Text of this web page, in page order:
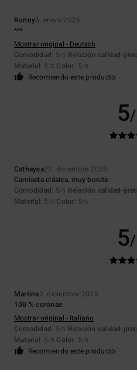
Ronny5. enero 2026
***
Mostrar original - Deutsch
Comodidad: 5/5 Relación calidad-
Material: 5 /5 Color: 5/5
Recomiendo este producto
5
Cathaysa22. diciembre 2025
Camiseta clásica, muy bonita
Comodidad: 5/5 Relación calidad-
Material: 5 /5 Color: 5/5
5
Martina2. diciembre 2025
100 % coronas
Mostrar original - Italiano
Comodidad: 5/5 Relación calidad-
Material: 5 /5 Color: 5/5
Recomiendo este producto